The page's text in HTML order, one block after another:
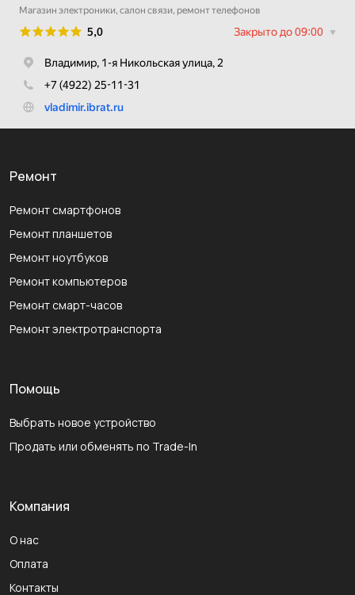
Ремонт
Ремонт смартфонов
Ремонт планшетов
Ремонт ноутбуков
Ремонт компьютеров
Ремонт смарт-часов
Ремонт электротранспорта
Помощь
Выбрать новое устройство
Продать или обменять по Trade-In
Компания
О нас
Оплата
Контакты